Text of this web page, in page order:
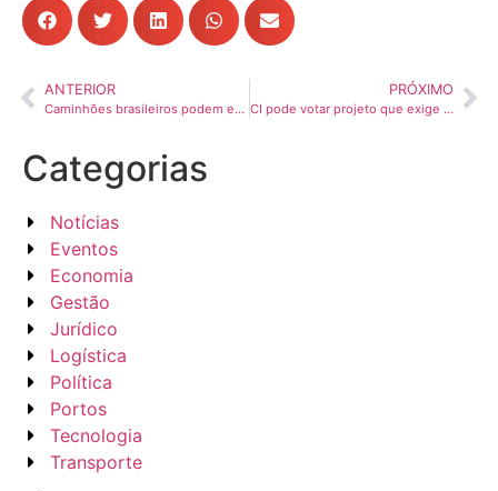
ANTERIOR
Caminhões brasileiros podem emitir até 35% menos CO₂ frente aos europeus
PRÓXIMO
CI pode votar projeto que exige sinalização em rodovias federais após obras
Categorias
Notícias
Eventos
Economia
Gestão
Jurídico
Logística
Política
Portos
Tecnologia
Transporte